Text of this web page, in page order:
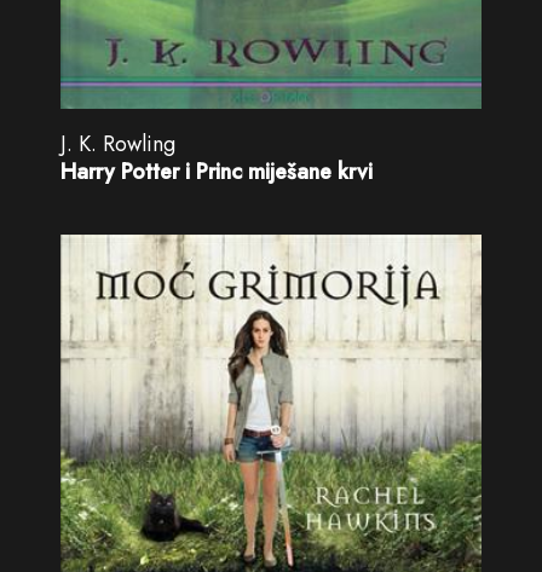
J. K. Rowling
Harry Potter i Princ miješane krvi